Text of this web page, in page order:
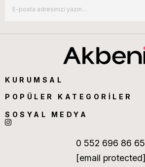
KURUMSAL
POPÜLER KATEGORİLER
SOSYAL MEDYA
0 552 696 86 65
[email protected]